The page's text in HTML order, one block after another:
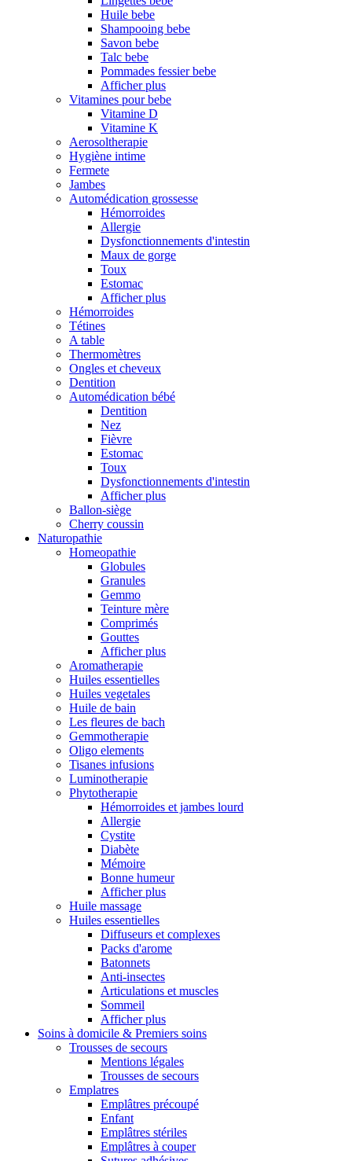
Huile bebe
Shampooing bebe
Savon bebe
Talc bebe
Pommades fessier bebe
Afficher plus
Vitamines pour bebe
Vitamine D
Vitamine K
Aerosoltherapie
Hygiène intime
Fermete
Jambes
Automédication grossesse
Hémorroides
Allergie
Dysfonctionnements d'intestin
Maux de gorge
Toux
Estomac
Afficher plus
Hémorroides
Tétines
A table
Thermomètres
Ongles et cheveux
Dentition
Automédication bébé
Dentition
Nez
Fièvre
Estomac
Toux
Dysfonctionnements d'intestin
Afficher plus
Ballon-siège
Cherry coussin
Naturopathie
Homeopathie
Globules
Granules
Gemmo
Teinture mère
Comprimés
Gouttes
Afficher plus
Aromatherapie
Huiles essentielles
Huiles vegetales
Huile de bain
Les fleures de bach
Gemmotherapie
Oligo elements
Tisanes infusions
Luminotherapie
Phytotherapie
Hémorroides et jambes lourd
Allergie
Cystite
Diabète
Mémoire
Bonne humeur
Afficher plus
Huile massage
Huiles essentielles
Diffuseurs et complexes
Packs d'arome
Batonnets
Anti-insectes
Articulations et muscles
Sommeil
Afficher plus
Soins à domicile & Premiers soins
Trousses de secours
Mentions légales
Trousses de secours
Emplatres
Emplâtres précoupé
Enfant
Emplâtres stériles
Emplâtres à couper